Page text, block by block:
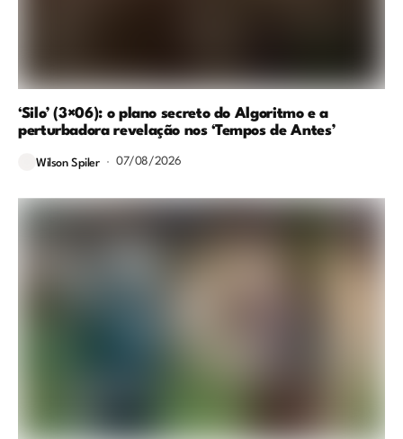
‘Silo’ (3×06): o plano secreto do Algoritmo e a
perturbadora revelação nos ‘Tempos de Antes’
Wilson Spiler 07/08/2026